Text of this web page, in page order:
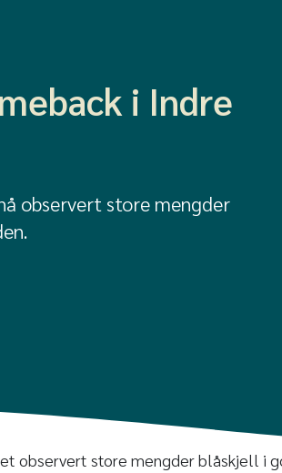
i Indre
observert store mengder
observert store mengder blåskjell i